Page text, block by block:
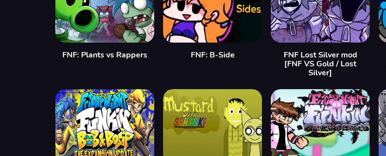
FNF: Plants vs Rappers FNF: B-Side
FNF Lost Silver mod
[FNF VS Gold / Lost
Silver]